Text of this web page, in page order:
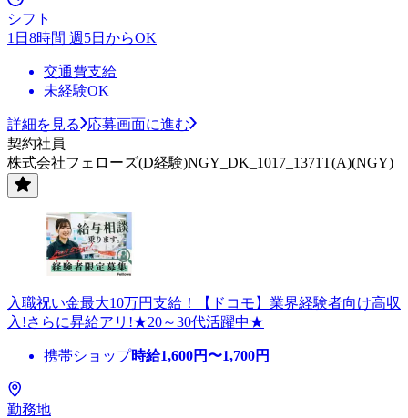
シフト
1日8時間 週5日からOK
交通費支給
未経験OK
詳細を見る
応募画面に進む
契約社員
株式会社フェローズ(D経験)NGY_DK_1017_1371T(A)(NGY)
入職祝い金最大10万円支給！【ドコモ】業界経験者向け高収
入!さらに昇給アリ!★20～30代活躍中★
携帯ショップ時給1,600円〜1,700円
勤務地